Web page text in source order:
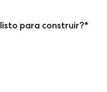
para construir?*